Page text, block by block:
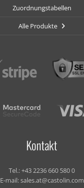
Zuordnungstabellen
Alle Produkte
Kontakt
Tel.:+43 2236 660 580 0
E-mail:sales.at@castolin.com